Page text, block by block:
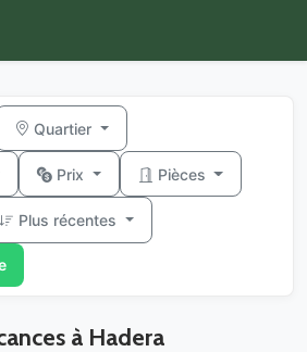
Quartier
Prix Pièces
Plus récentes
à Hadera